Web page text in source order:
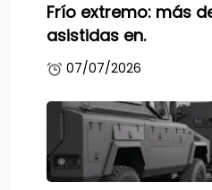
Frío extremo: más
asistidas en.
07/07/2026